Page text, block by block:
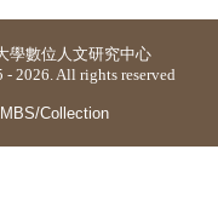
學數位人文研究中心
2026. All rights reserved
Collection